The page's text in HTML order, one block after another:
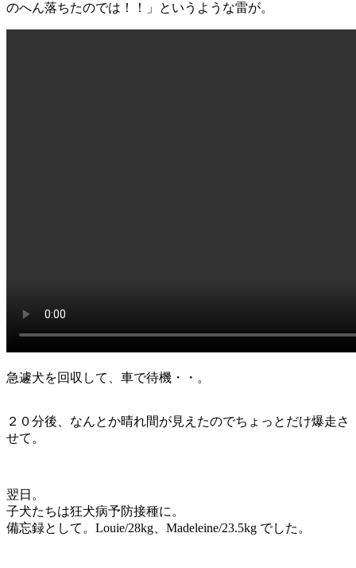
のへん落ちたのでは！！」というような雷が。
急遽犬を回収して、車で待機・・。
２０分後、なんとか晴れ間が見えたのでちょっとだけ爆走さ
せて。
翌日。
子犬たちは狂犬病予防接種に。
備忘録として。Louie/28kg、Madeleine/23.5kg でした。